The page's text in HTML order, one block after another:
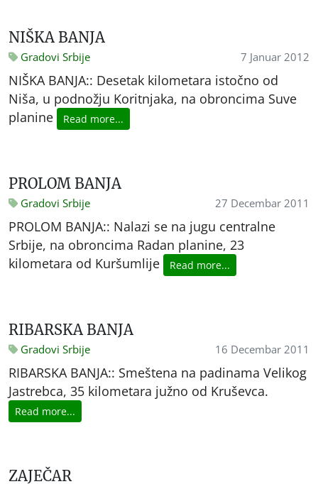
NIŠKA BANJA
Gradovi Srbije 7 Januar 2012
NIŠKA BANJA:: Desetak kilometara istočno od
Niša, u podnožju Koritnjaka, na obroncima Suve
planine
Read more...
PROLOM BANJA
Gradovi Srbije 27 Decembar 2011
PROLOM BANJA:: Nalazi se na jugu centralne
Srbije, na obroncima Radan planine, 23
kilometara od Kuršumlije
Read more...
RIBARSKA BANJA
Gradovi Srbije 16 Decembar 2011
RIBARSKA BANJA:: Smeštena na padinama Velikog
Jastrebca, 35 kilometara južno od Kruševca.
Read more...
ZAJEČAR